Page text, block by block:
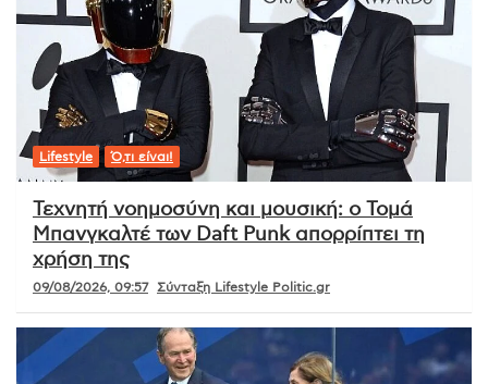
Lifestyle Ό,τι είναι!
Τεχνητή νοημοσύνη και μουσική: ο Τομά
Μπανγκαλτέ των Daft Punk απορρίπτει τη
χρήση της
09/08/2026, 09:57 Σύνταξη Lifestyle Politic.gr